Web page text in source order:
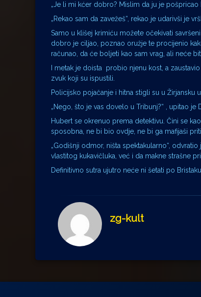
„Je li mi kćer dobro? Mislim da ju je
„Rekao sam da zavežeš“, rekao je udarivši je
Samo u klišej krimiću možete očekivati
dobro je ciljao, poznao oružje te procijenio
računao, da će boljeti kao sam vrag, ali neće
I metak je doista probio njenu kost, a
zvuk koji su ispustili.
Policijsko pojačanje i hitna stigli su u Žirjansku
„Nego, što je vas dovelo u Tribunj?“ , upitao je
Hubert se okrenuo prema detektivu. Čini se
sposobna, ne bi bio ovdje, ne bi ga mafijaši
„Godišnji odmor, ništa spektakularno“,
vlastitog kukavičluka, već i da makne strašne
Definitivno sutra ujutro neće ni šetati po
zg-kult